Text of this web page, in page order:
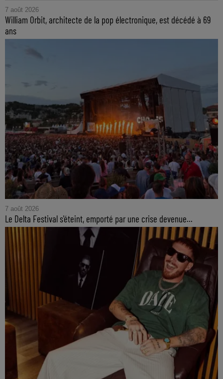
7 août 2026
William Orbit, architecte de la pop électronique, est décédé à 69
ans
7 août 2026
Le Delta Festival s'éteint, emporté par une crise devenue...